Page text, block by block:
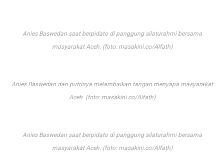
Anies Baswedan saat berpidato di panggung silaturahmi bersama
masyarakat Aceh. (foto: masakini.co/Alfath)
Anies Baswedan dan putrinya melambaikan tangan menyapa masyarakat
Aceh. (foto: masakini.co/Alfath)
Anies Baswedan saat berpidato di panggung silaturahmi bersama
masyarakat Aceh. (foto: masakini.co/Alfath)